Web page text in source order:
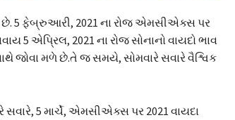
છે. 5 ફેબ્રુઆરી, 2021 ના ​​રોજ એમસીએક્સ પર
5 એપ્રિલ, 2021 ના ​​રોજ સોનાનો વાયદો ભાવ
જોવા મળે છે.તે જ સમયે, સોમવારે સવારે વૈશ્વિક
સવારે, 5 માર્ચે, એમસીએક્સ પર 2021 વાયદા